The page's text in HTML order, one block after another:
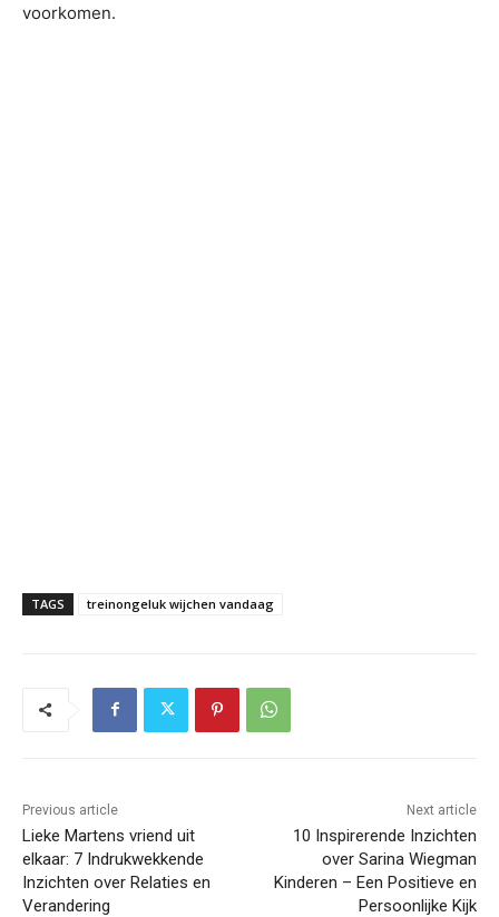
voorkomen.
TAGS treinongeluk wijchen vandaag
Previous article
Lieke Martens vriend uit
elkaar: 7 Indrukwekkende
Inzichten over Relaties en
Verandering
Next article
10 Inspirerende Inzichten
over Sarina Wiegman
Kinderen – Een Positieve en
Persoonlijke Kijk